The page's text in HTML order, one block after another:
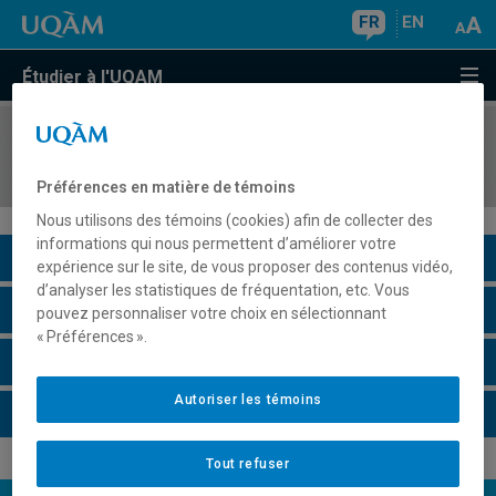
FR EN
Étudier à l'UQAM
COURS//
Description du cours
Horaire - Été 2026
Préférences en matière de témoins
Nous utilisons des témoins (cookies) afin de collecter des
informations qui nous permettent d’améliorer votre
expérience sur le site, de vous proposer des contenus vidéo,
d’analyser les statistiques de fréquentation, etc. Vous
pouvez personnaliser votre choix en sélectionnant
« Préférences ».
Tout refuser
Autoriser les témoins